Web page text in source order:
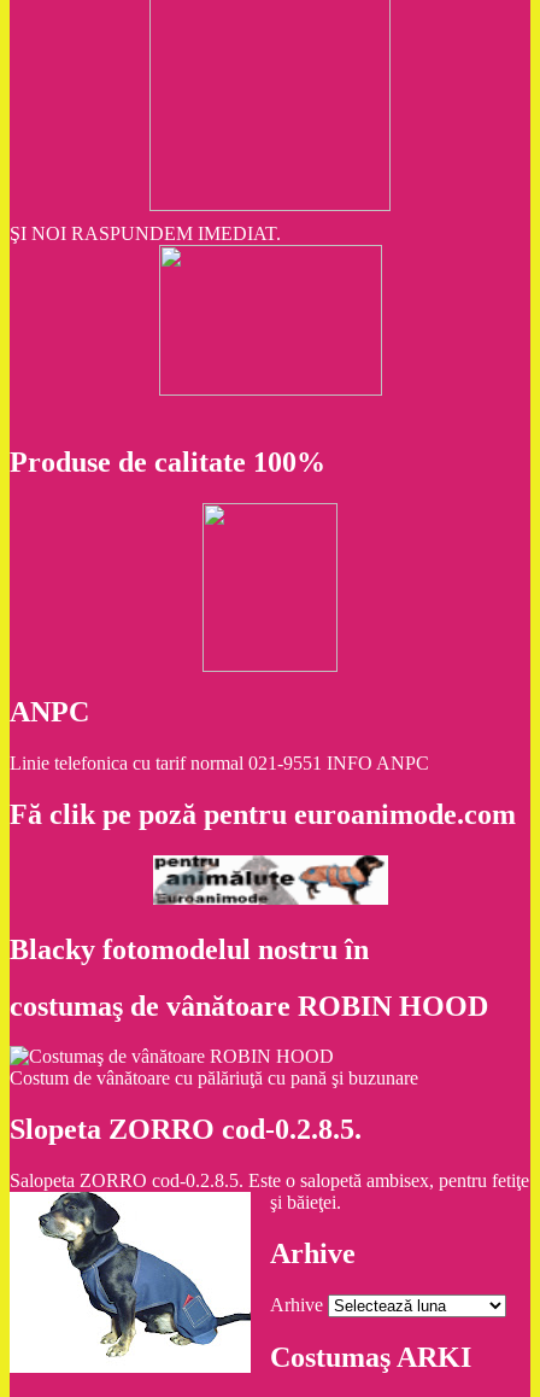
ŞI NOI RASPUNDEM IMEDIAT.
Produse de calitate 100%
ANPC
Linie telefonica cu tarif normal 021-9551 INFO ANPC
Fă clik pe poză pentru euroanimode.com
Blacky fotomodelul nostru în
costumaş de vânătoare ROBIN HOOD
Costum de vânătoare cu pălăriuţă cu pană şi buzunare
Slopeta ZORRO cod-0.2.8.5.
Salopeta ZORRO cod-0.2.8.5. Este o salopetă ambisex, pentru fetiţe
şi băieţei.
Arhive
Arhive
Costumaş ARKI